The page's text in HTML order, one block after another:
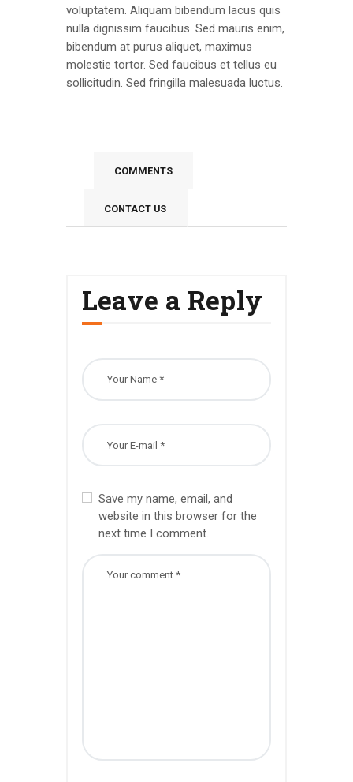
voluptatem. Aliquam bibendum lacus quis
nulla dignissim faucibus. Sed mauris enim,
bibendum at purus aliquet, maximus
molestie tortor. Sed faucibus et tellus eu
sollicitudin. Sed fringilla malesuada luctus.
COMMENTS
CONTACT US
Leave a Reply
Save my name, email, and
website in this browser for the
next time I comment.